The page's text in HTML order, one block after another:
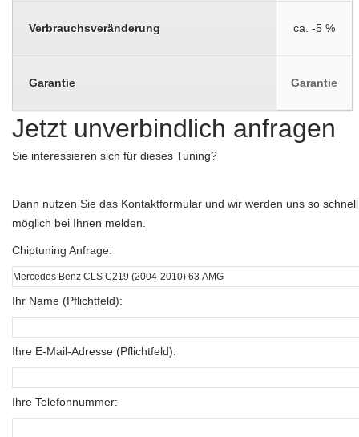
Verbrauchsveränderung ca. -5 %
Garantie Garantie
Jetzt unverbindlich anfragen
Sie interessieren sich für dieses Tuning?
Dann nutzen Sie das Kontaktformular und wir werden uns so
möglich bei Ihnen melden.
Chiptuning Anfrage:
Ihr Name (Pflichtfeld):
Ihre E-Mail-Adresse (Pflichtfeld):
Ihre Telefonnummer: